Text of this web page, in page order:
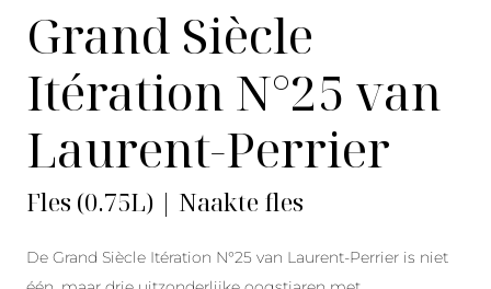
Grand Siècle
Itération N°25 van
Laurent-Perrier
Fles (0.75L) | Naakte fles
De Grand Siècle Itération N°25 van Laurent-Perrier is niet